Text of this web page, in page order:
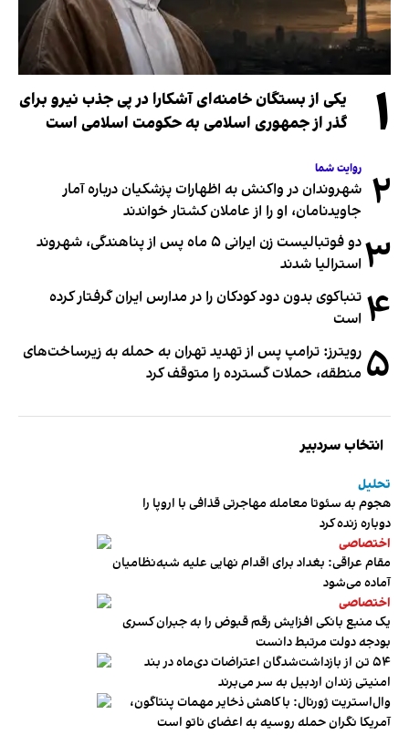
۱
یکی از بستگان خامنه‌ای آشکارا در پی جذب نیرو برای
گذر از جمهوری اسلامی به حکومت اسلامی است
۲ روایت شما
شهروندان در واکنش به اظهارات پزشکیان درباره آمار
جاویدنامان، او را از عاملان کشتار خواندند
۳
دو فوتبالیست زن ایرانی ۵ ماه پس از پناهندگی، شهروند
استرالیا شدند
۴ تنباکوی بدون دود کودکان را در مدارس ایران گرفتار کرده
است
۵ رویترز: ترامپ پس از تهدید تهران به حمله به زیرساخت‌های
منطقه، حملات گسترده را متوقف کرد
انتخاب سردبیر
تحلیل
هجوم به سئوتا معامله مهاجرتی قذافی با اروپا را
دوباره زنده کرد
اختصاصی
مقام عراقی: بغداد برای اقدام نهایی علیه شبه‌نظامیان
آماده می‌شود
اختصاصی
یک منبع بانکی افزایش رقم قبوض را به جبران کسری
بودجه دولت مرتبط دانست
۵۴ تن از بازداشت‌شدگان اعتراضات دی‌ماه در بند
امنیتی زندان اردبیل به سر می‌برند
وال‌استریت ژورنال: با کاهش ذخایر مهمات پنتاگون،
آمریکا نگران حمله روسیه به اعضای ناتو‌ است